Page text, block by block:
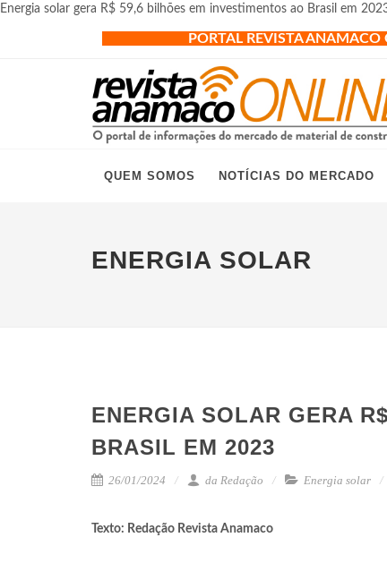
Energia solar gera R$ 59,6 bilhões em investimentos ao Brasil em
PORTAL REVISTA
QUEM SOMOS NOTÍCIAS DO MERCADO
ENERGIA SOLAR
ENERGIA SOLAR GERA
BRASIL EM 2023
26/01/2024 da Redação Energia solar
Texto: Redação Revista Anamaco